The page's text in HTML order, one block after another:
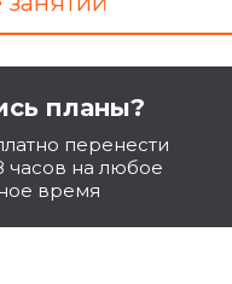
планы?
перенести
часов на любое
время